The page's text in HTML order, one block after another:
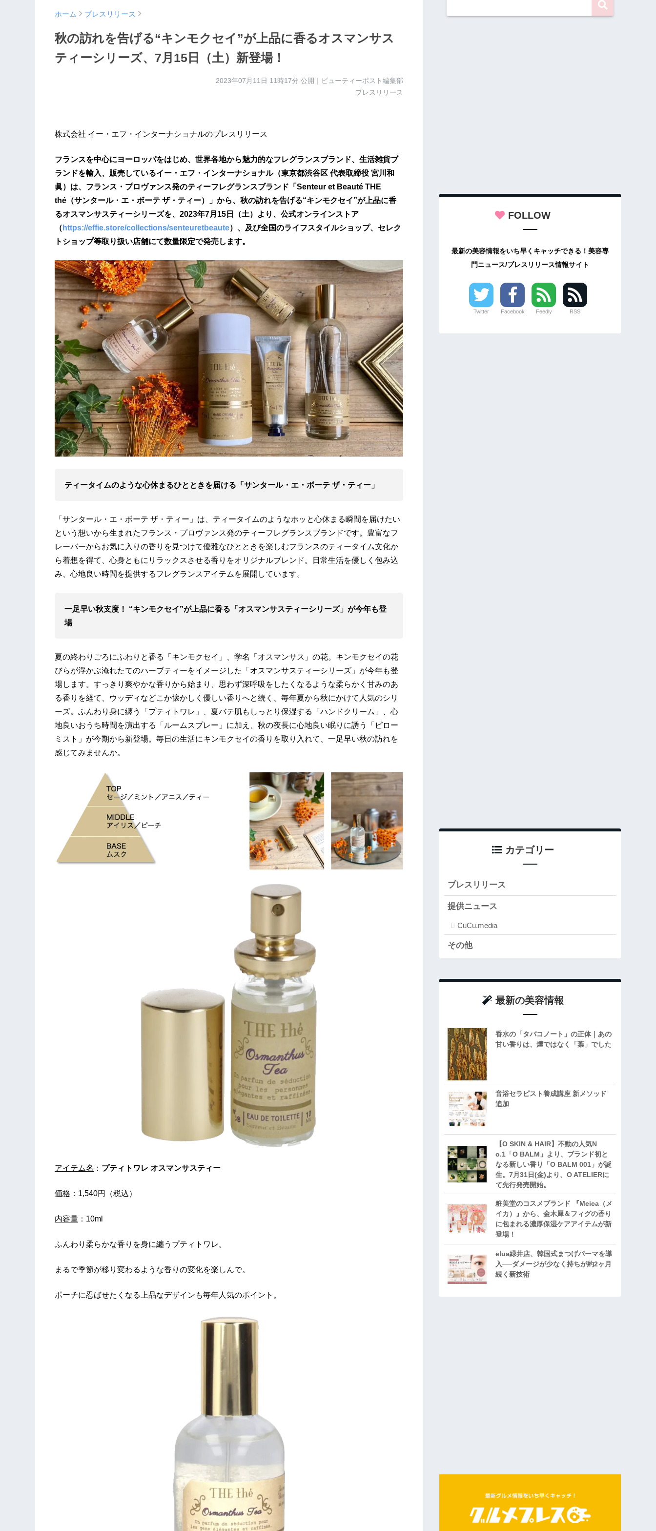
ホーム プレスリリース
秋の訪れを告げる“キンモクセイ”が上品に香るオスマンサス
ティーシリーズ、7月15日（土）新登場！
2023年07月11日 11時17分 公開｜ビューティーポスト編集部
プレスリリース
株式会社 イー・エフ・インターナショナルのプレスリリース
フランスを中心にヨーロッパをはじめ、世界各地から魅力的なフレグランスブランド、生活雑貨ブ
ランドを輸入、販売しているイー・エフ・インターナショナル（東京都渋谷区 代表取締役 宮川和
眞）は、フランス・プロヴァンス発のティーフレグランスブランド「Senteur et Beauté THE
thé（サンタール・エ・ボーテ ザ・ティー）」から、秋の訪れを告げる“キンモクセイ”が上品に香
るオスマンサスティーシリーズを、2023年7月15日（土）より、公式オンラインストア
（ https://effie.store/collections/senteuretbeaute）、及び全国のライフスタイルショップ、セレク
トショップ等取り扱い店舗にて数量限定で発売します。
ティータイムのような心休まるひとときを届ける「サンタール・エ・ボーテ ザ・ティー」
「サンタール・エ・ボーテ ザ・ティー」は、ティータイムのようなホッと心休まる瞬間を届けたい
という想いから⽣まれたフランス・プロヴァンス発のティーフレグランスブランドです。豊富なフ
レーバーからお気に⼊りの⾹りを見つけて優雅なひとときを楽しむフランスのティータイム文化か
ら着想を得て、心身ともにリラックスさせる⾹りをオリジナルブレンド。日常⽣活を優しく包み込
み、心地良い時間を提供するフレグランスアイテムを展開しています。
一足早い秋支度！ “キンモクセイ”が上品に香る「オスマンサスティーシリーズ」が今年も登
場
夏の終わりごろにふわりと香る「キンモクセイ」、学名「オスマンサス」の花。キンモクセイの花
びらが浮かぶ淹れたてのハーブティーをイメージした「オスマンサスティーシリーズ」が今年も登
場します。すっきり爽やかな香りから始まり、思わず深呼吸をしたくなるような柔らかく甘みのあ
る香りを経て、ウッディなどこか懐かしく優しい香りへと続く、毎年夏から秋にかけて人気のシリ
ーズ。ふんわり身に纏う「プティトワレ」、夏バテ肌もしっとり保湿する「ハンドクリーム」、心
地良いおうち時間を演出する「ルームスプレー」に加え、秋の夜長に心地良い眠りに誘う「ピロー
ミスト」が今期から新登場。毎日の生活にキンモクセイの香りを取り入れて、一足早い秋の訪れを
感じてみませんか。
アイテム名 ： プティトワレ オスマンサスティー
価格 ：1,540円（税込）
内容量 ：10ml
ふんわり柔らかな香りを身に纏うプティトワレ。
まるで季節が移り変わるような香りの変化を楽しんで。
ポーチに忍ばせたくなる上品なデザインも毎年人気のポイント。
FOLLOW
最新の美容情報をいち早くキャッチできる！美容専
門ニュース/プレスリリース情報サイト
Twitter Facebook Feedly RSS
カテゴリー
プレスリリース
提供ニュース
CuCu.media
その他
最新の美容情報
香水の「タバコノート」の正体｜あの
甘い香りは、煙ではなく「葉」でした
音浴セラピスト養成講座 新メソッド
追加
【O SKIN & HAIR】不動の人気N
o.1「O BALM」より、ブランド初と
なる新しい香り「O BALM 001」が誕
生。7月31日(金)より、O ATELIERに
て先行発売開始。
粧美堂のコスメブランド 『Meica（メ
イカ）』から、金木犀＆フィグの香り
に包まれる濃厚保湿ケアアイテムが新
登場！
elua緑井店、韓国式まつげパーマを導
入──ダメージが少なく持ちが約2ヶ月
続く新技術